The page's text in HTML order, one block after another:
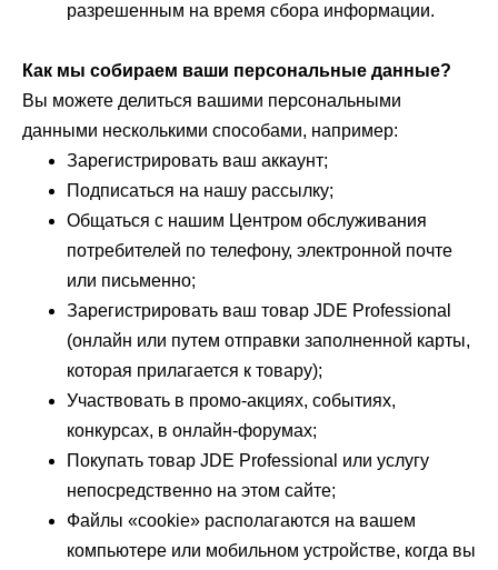
разрешенным на время сбора информации.
Как мы собираем ваши персональные данные?
Вы можете делиться вашими персональными
данными несколькими способами, например:
Зарегистрировать ваш аккаунт;
Подписаться на нашу рассылку;
Общаться с нашим Центром обслуживания
потребителей по телефону, электронной почте
или письменно;
Зарегистрировать ваш товар JDE Professional
(онлайн или путем отправки заполненной карты,
которая прилагается к товару);
Участвовать в промо-акциях, событиях,
конкурсах, в онлайн-форумах;
Покупать товар JDE Professional или услугу
непосредственно на этом сайте;
Файлы «cookie» располагаются на вашем
компьютере или мобильном устройстве, когда вы